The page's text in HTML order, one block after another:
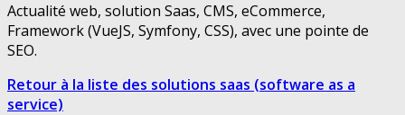
Actualité web, solution Saas, CMS, eCommerce,
Framework (VueJS, Symfony, CSS), avec une pointe de
SEO.
Retour à la liste des solutions saas (software as a
service)